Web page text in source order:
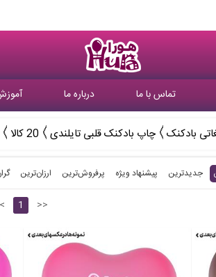
تماس با ما درباره ما
بادکنک چاپ بادکنک قلبی تایلندی 20 کالا
جدیدترین پیشنهاد ویژه پرفروش‌ترین‌ ارزان‌ترین
1 >>